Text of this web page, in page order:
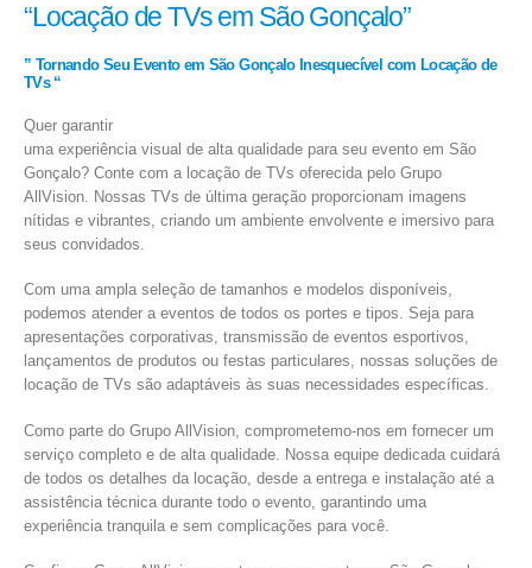
“Locação de TVs em São Gonçalo”
” Tornando Seu Evento em São Gonçalo Inesquecível com Locação de
TVs “
Quer garantir
uma experiência visual de alta qualidade para seu evento em São
Gonçalo? Conte com a locação de TVs oferecida pelo Grupo
AllVision. Nossas TVs de última geração proporcionam imagens
nítidas e vibrantes, criando um ambiente envolvente e imersivo para
seus convidados.
Com uma ampla seleção de tamanhos e modelos disponíveis,
podemos atender a eventos de todos os portes e tipos. Seja para
apresentações corporativas, transmissão de eventos esportivos,
lançamentos de produtos ou festas particulares, nossas soluções de
locação de TVs são adaptáveis às suas necessidades específicas.
Como parte do Grupo AllVision, comprometemo-nos em fornecer um
serviço completo e de alta qualidade. Nossa equipe dedicada cuidará
de todos os detalhes da locação, desde a entrega e instalação até a
assistência técnica durante todo o evento, garantindo uma
experiência tranquila e sem complicações para você.